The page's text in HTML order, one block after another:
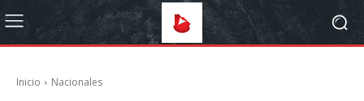
Inicio Nacionales